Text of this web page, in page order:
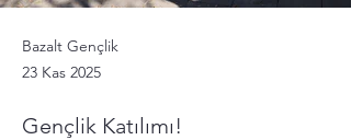
Bazalt Gençlik
23 Kas 2025
Gençlik Katılımı!